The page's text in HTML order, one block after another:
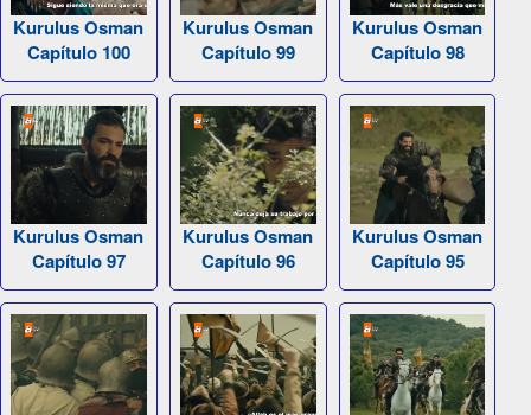
Kurulus Osman
Capítulo 100
Kurulus Osman
Capítulo 99
Kurulus Osman
Capítulo 98
Kurulus Osman
Capítulo 97
Kurulus Osman
Capítulo 96
Kurulus Osman
Capítulo 95